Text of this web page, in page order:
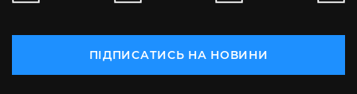
ПІДПИСАТИСЬ НА НОВИНИ